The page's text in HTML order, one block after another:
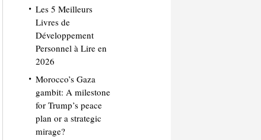
Les 5 Meilleurs
Livres de
Développement
Personnel à Lire en
2026
Morocco’s Gaza
gambit: A milestone
for Trump’s peace
plan or a strategic
mirage?